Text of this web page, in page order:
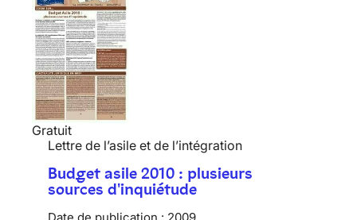
Gratuit
Lettre de l’asile et de l’intégration
Budget asile 2010 : plusieurs
sources d'inquiétude